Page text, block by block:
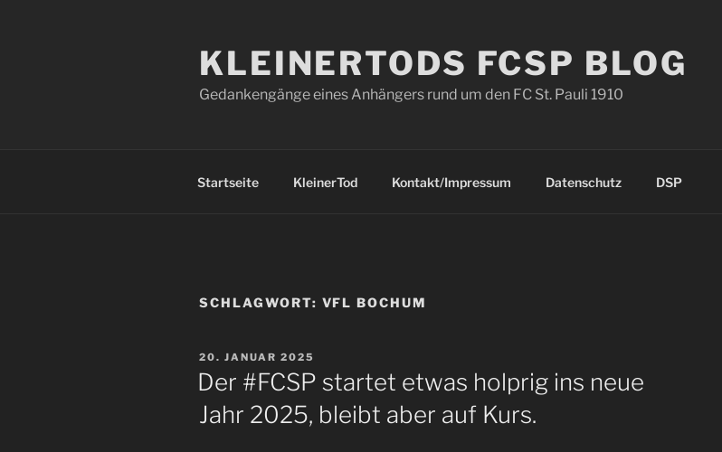
KLEINERTODS FCSP BLOG
Gedankengänge eines Anhängers rund um den FC St. Pauli 1910
Startseite KleinerTod Kontakt/Impressum Datenschutz DSP
SCHLAGWORT: VFL BOCHUM
VERÖFFENTLICHT
AM
20. JANUAR 2025
Der #FCSP startet etwas holprig ins neue
Jahr 2025, bleibt aber auf Kurs.